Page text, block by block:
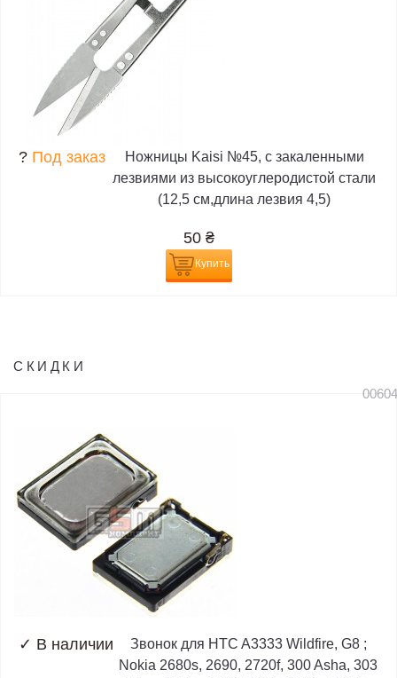
? Под заказ
Ножницы Kaisi №45, с закаленными
лезвиями из высокоуглеродистой стали
(12,5 см,длина лезвия 4,5)
50 ₴
Купить
СКИДКИ
✓ В наличии
Звонок для HTC A3333 Wildfire, G8 ;
Nokia 2680s, 2690, 2720f, 300 Asha, 303